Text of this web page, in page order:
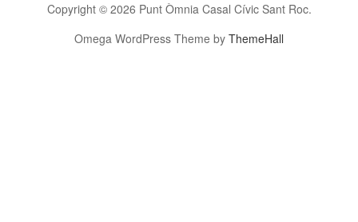
Copyright © 2026 Punt Òmnia Casal Cívic Sant Roc.
Omega WordPress Theme by ThemeHall